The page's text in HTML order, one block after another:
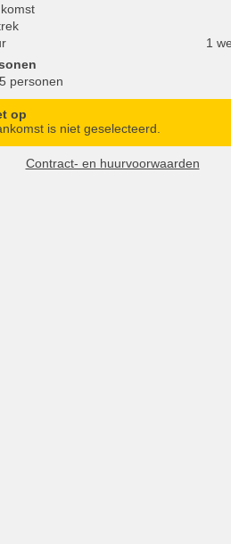
1
personen
op
is niet geselecteerd.
Contract- en huurvoorwaarden